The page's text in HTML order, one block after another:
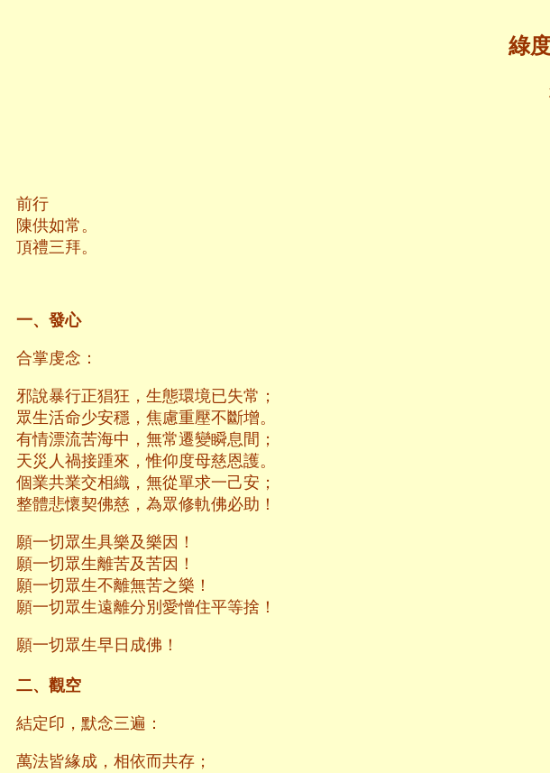
綠
前行
陳供如常。
頂禮三拜。
一、發心
合掌虔念：
邪說暴行正猖狂，生態環境已失常；
眾生活命少安穩，焦慮重壓不斷增。
有情漂流苦海中，無常遷變瞬息間；
天災人禍接踵來，惟仰度母慈恩護。
個業共業交相織，無從單求一己安；
整體悲懷契佛慈，為眾修軌佛必助！
願一切眾生具樂及樂因！
願一切眾生離苦及苦因！
願一切眾生不離無苦之樂！
願一切眾生遠離分別愛憎住平等捨！
願一切眾生早日成佛！
二、觀空
結定印，默念三遍：
萬法皆緣成，相依而共存；